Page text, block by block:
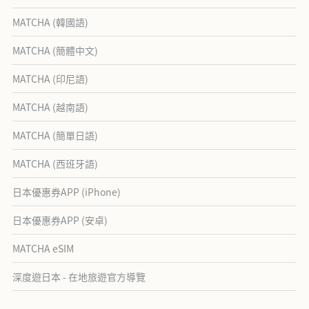
MATCHA (韓國語)
MATCHA (簡體中文)
MATCHA (印尼語)
MATCHA (越南語)
MATCHA (簡單日語)
MATCHA (西班牙語)
日本優惠券APP (iPhone)
日本優惠券APP (安卓)
MATCHA eSIM
深度遊日本 - 在地旅遊官方導覽